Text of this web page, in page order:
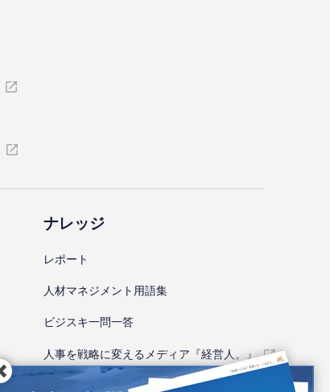
ナレッジ
レポート
⼈材マネジメント⽤語集
ビジスキ⼀問⼀答
人事を戦略に変えるメディア『経営人。』